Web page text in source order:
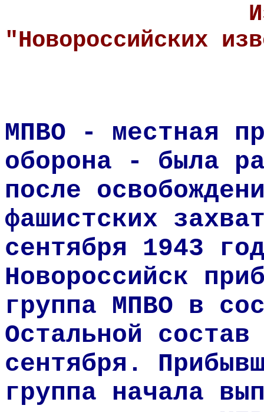
Из
"Новороссийских
МПВО - местная
оборона - была
после
фашистских
сентября 1943
Новороссийск
группа МПВО в
Остальной
сентября.
группа начала